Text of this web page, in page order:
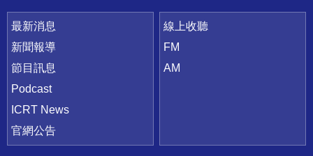
最新消息
新聞報導
節目訊息
Podcast
ICRT News
官網公告
線上收聽
FM
AM